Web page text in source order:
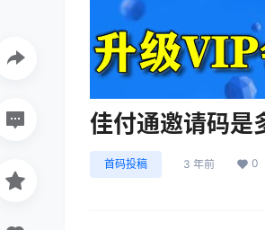
佳付通邀请码是
首码投稿 3 年前 0